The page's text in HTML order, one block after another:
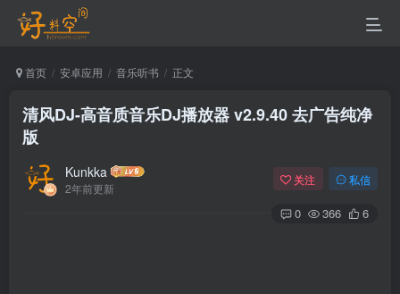
首页 安卓应用 音乐听书 正文
清风DJ-高音质音乐DJ播放器 v2.9.40 去广告纯净
版
Kunkka
2年前更新
关注 私信
0 366 6